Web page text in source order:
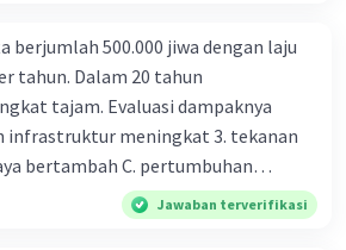
.... a. Menimbulkan inflasi di mana
beredar (penawaran uang) naik
atas b. Menimbulkan deflasi di
uang beredar (penawaran
ke kanan atas c. Tingkat bunga
kurva jumlah uang beredar
berjumlah 500.000 jiwa dengan laju
tahun. Dalam 20 tahun
tajam. Evaluasi dampaknya
infrastruktur meningkat 3. tekanan
bertambah C. pertumbuhan
jangka panjang D. tidak
E. proyeksi penduduk penting
Jawaban terverifikasi